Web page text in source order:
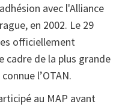
avec l'Alliance
en 2002. Le 29
officiellement
cadre de la plus grande
l’OTAN.
au MAP avant